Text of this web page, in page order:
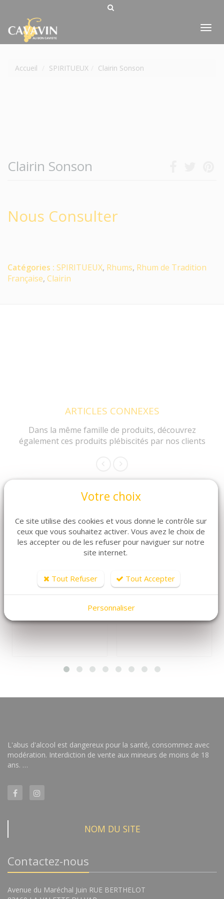
Accueil SPIRITUEUX Clairin Sonson
Clairin Sonson
Nous Consulter
Catégories : SPIRITUEUX, Rhums, Rhum de Tradition
Française, Clairin
ARTICLES CONNEXES
Dans la même famille de produits, découvrez
également ces produits plébiscités par nos clients
Teeling Single
Glenfarclas 105
Cask Strength
L'abus d'alcool est dangereux pour la santé, consommez avec
modération. Interdiction de vente aux mineurs de moins de 18
ans. …
NOM DU SITE
Contactez-nous
Avenue du Maréchal Juin RUE BERTHELOT
Votre choix
Ce site utilise des cookies et vous donne le contrôle sur
ceux que vous souhaitez activer. Vous avez le choix de
les accepter ou de les refuser pour naviguer sur notre
site internet.
Tout Refuser Tout Accepter
Personnaliser